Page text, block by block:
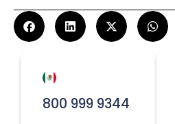
800 999 9344